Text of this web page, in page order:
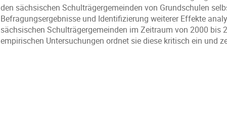
den sächsischen Schulträgergemeinden von Grundschulen
Befragungsergebnisse und Identifizierung weiterer Effekte
sächsischen Schulträgergemeinden im Zeitraum von 2000 bis
empirischen Untersuchungen ordnet sie diese kritisch ein und